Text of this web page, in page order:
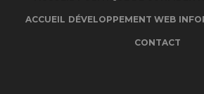
ACCUEIL DÉVELOPPEMENT WEB
CONTACT